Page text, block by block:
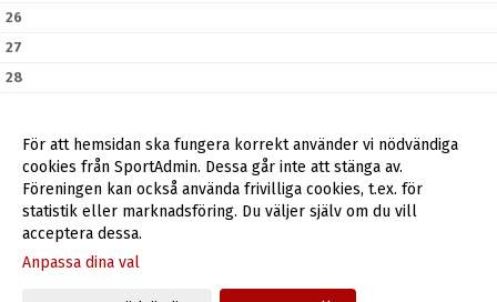
26
27
28
Gå till Webbversion
För att hemsidan ska fungera korrekt använder vi nödvändiga
cookies från SportAdmin. Dessa går inte att stänga av.
Föreningen kan också använda frivilliga cookies, t.ex. för
statistik eller marknadsföring. Du väljer själv om du vill
acceptera dessa.
Anpassa dina val